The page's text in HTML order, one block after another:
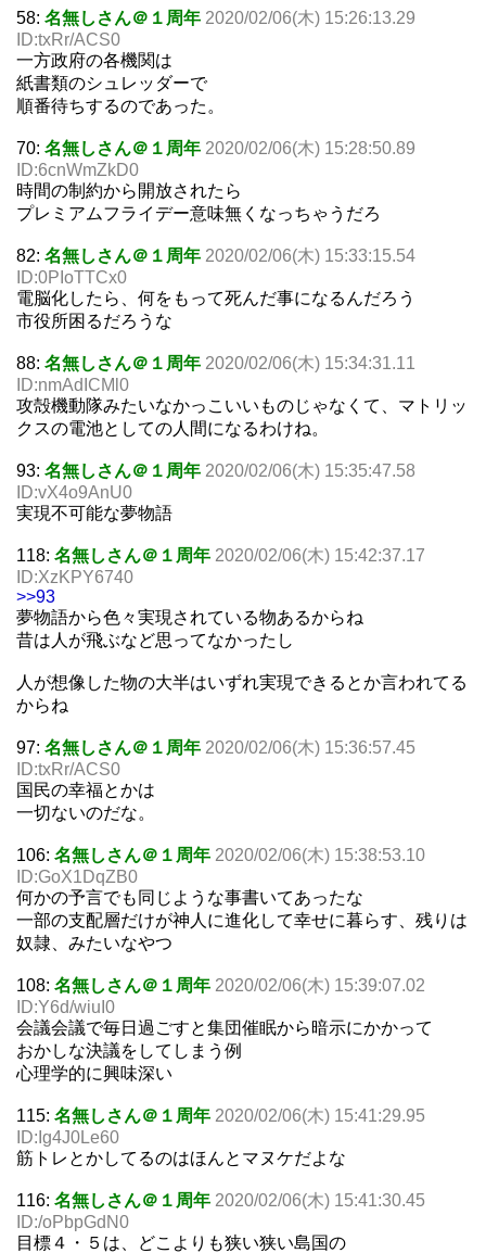
58: 名無しさん＠１周年 2020/02/06(木) 15:26:13.29
ID:txRr/ACS0
一方政府の各機関は
紙書類のシュレッダーで
順番待ちするのであった。
70: 名無しさん＠１周年 2020/02/06(木) 15:28:50.89
ID:6cnWmZkD0
時間の制約から開放されたら
プレミアムフライデー意味無くなっちゃうだろ
82: 名無しさん＠１周年 2020/02/06(木) 15:33:15.54
ID:0PIoTTCx0
電脳化したら、何をもって死んだ事になるんだろう
市役所困るだろうな
88: 名無しさん＠１周年 2020/02/06(木) 15:34:31.11
ID:nmAdICMl0
攻殻機動隊みたいなかっこいいものじゃなくて、マトリッ
クスの電池としての人間になるわけね。
93: 名無しさん＠１周年 2020/02/06(木) 15:35:47.58
ID:vX4o9AnU0
実現不可能な夢物語
118: 名無しさん＠１周年 2020/02/06(木) 15:42:37.17
ID:XzKPY6740
>>93
夢物語から色々実現されている物あるからね
昔は人が飛ぶなど思ってなかったし
人が想像した物の大半はいずれ実現できるとか言われてる
からね
97: 名無しさん＠１周年 2020/02/06(木) 15:36:57.45
ID:txRr/ACS0
国民の幸福とかは
一切ないのだな。
106: 名無しさん＠１周年 2020/02/06(木) 15:38:53.10
ID:GoX1DqZB0
何かの予言でも同じような事書いてあったな
一部の支配層だけが神人に進化して幸せに暮らす、残りは
奴隷、みたいなやつ
108: 名無しさん＠１周年 2020/02/06(木) 15:39:07.02
ID:Y6d/wiuI0
会議会議で毎日過ごすと集団催眠から暗示にかかって
おかしな決議をしてしまう例
心理学的に興味深い
115: 名無しさん＠１周年 2020/02/06(木) 15:41:29.95
ID:Ig4J0Le60
筋トレとかしてるのはほんとマヌケだよな
116: 名無しさん＠１周年 2020/02/06(木) 15:41:30.45
ID:/oPbpGdN0
目標４・５は、どこよりも狭い狭い島国の